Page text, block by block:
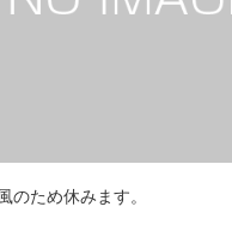
ため休みます。